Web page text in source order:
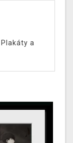
Plakáty a